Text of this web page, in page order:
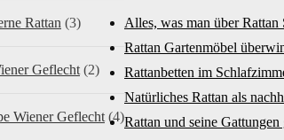
Rattan (3)
Geflecht (2)
Wiener Geflecht (4)
Alles, was man über Rattan
Rattan Gartenmöbel
Rattanbetten im
Natürliches Rattan als
Rattan und seine Gattungen